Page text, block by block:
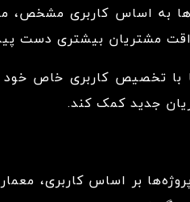
به اساس کاربری مشخص،
مشتریان بیشتری دست
با تخصیص کاربری خاص
جدید کمک کند.
بر اساس کاربری،